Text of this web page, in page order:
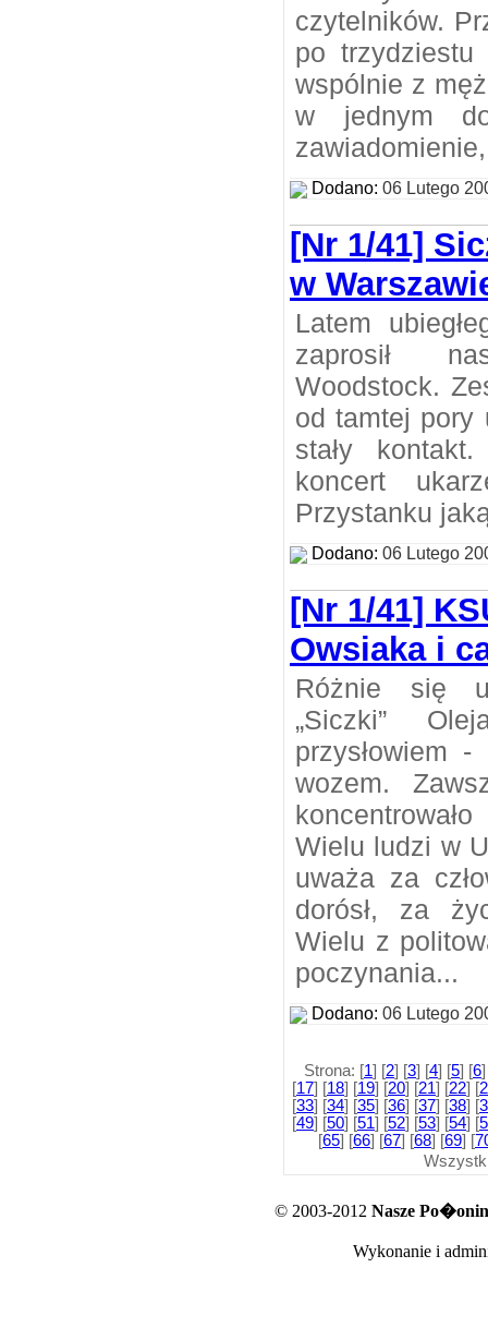
czytelników.
po trzydziestu
wspólnie z
w jednym
Dodano: 06 Lutego
[Nr 1/41]
w
Latem
zaprosił
Woodstock.
od tamtej pory
stały
koncert
Przystanku
Dodano: 06 Lutego
[Nr 1/41]
Owsiaka i
Różnie się
„Siczki”
przysłowiem
wozem.
Wielu ludzi w
uważa za
dorósł, za
Wielu z
poczynania...
Dodano: 06 Lutego
Strona: [1] [2] [3] [4] [5] [6
[17] [18] [19] [20] [21] [22] [
[33] [34] [35] [36] [37] [38] [
[49] [50] [51] [52] [53] [54] [
[65] [66] [67] [68] [69] [
© 2003-2012 Nasze
Wykonanie i